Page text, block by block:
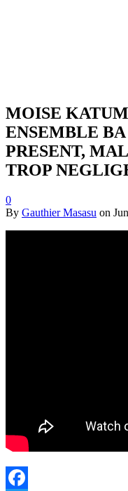
MOISE
ENSEMBLE
PRESENT,
TROP
0
By Gauthier Masasu on